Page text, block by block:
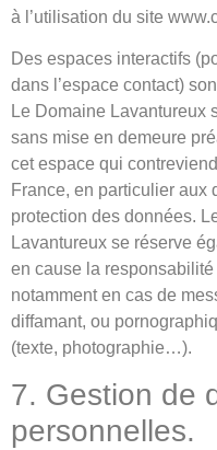
à l’utilisation du site
Des espaces interactifs
dans l’espace contact)
Le Domaine Lavantureux
sans mise en demeure
cet espace qui
France, en particulier aux
protection des données.
Lavantureux se réserve
en cause la
notamment en cas de
diffamant, ou
(texte, photographie…).
7. Gestion de
personnelles.